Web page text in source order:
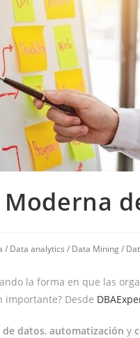
Moderna
/ Data analytics / Data Mining/
la forma en que las
importante? Desde
datos, automatización y